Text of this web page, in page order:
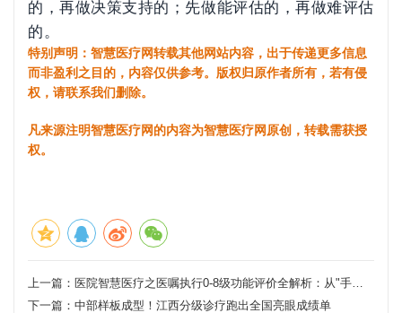
的，再做决策支持的；先做能评估的，再做难评估
的。
特别声明：智慧医疗网转载其他网站内容，出于传递更多信息
而非盈利之目的，内容仅供参考。版权归原作者所有，若有侵
权，请联系我们删除。
凡来源注明智慧医疗网的内容为智慧医疗网原创，转载需获授
权。
上一篇： 医院智慧医疗之医嘱执行0-8级功能评价全解析：从"手工核对"到"智能闭环"的九级跃迁
下一篇： 中部样板成型！江西分级诊疗跑出全国亮眼成绩单